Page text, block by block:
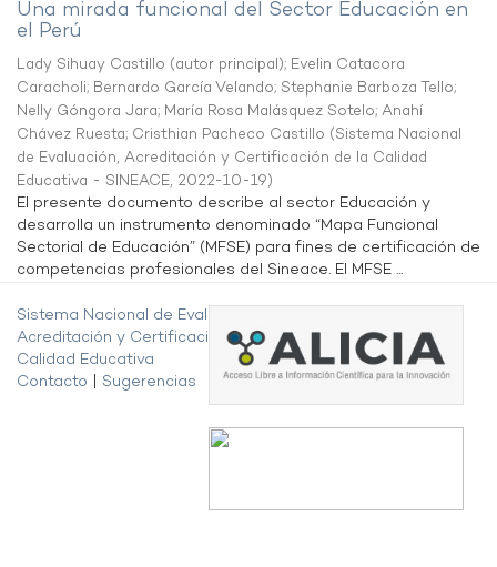
Una mirada funcional del Sector Educación en
el Perú
Lady Sihuay Castillo (autor principal); Evelin Catacora
Caracholi; Bernardo García Velando; Stephanie Barboza Tello;
Nelly Góngora Jara; María Rosa Malásquez Sotelo; Anahí
Chávez Ruesta; Cristhian Pacheco Castillo (Sistema Nacional
de Evaluación, Acreditación y Certificación de la Calidad
Educativa - SINEACE, 2022-10-19)
El presente documento describe al sector Educación y
desarrolla un instrumento denominado “Mapa Funcional
Sectorial de Educación” (MFSE) para fines de certificación de
competencias profesionales del Sineace. El MFSE ...
Sistema Nacional de Evaluación,
Acreditación y Certificación de la
Calidad Educativa
Contacto
Sugerencias